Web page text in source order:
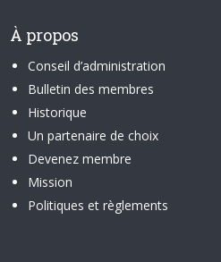
À propos
Conseil d’administration
Bulletin des membres
Historique
Un partenaire de choix
Devenez membre
Mission
Politiques et règlements